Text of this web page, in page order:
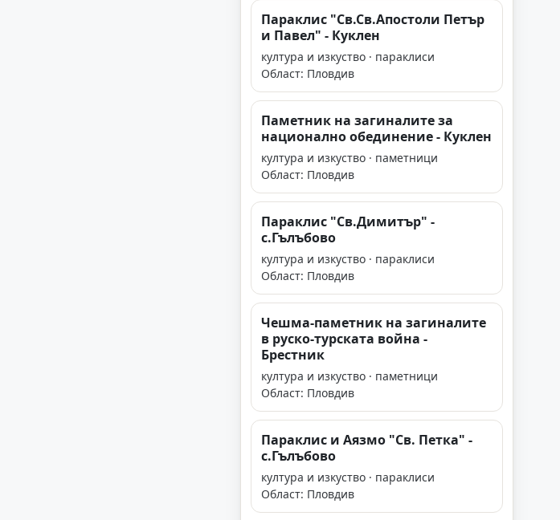
Параклис "Св.Св.Апостоли Петър
и Павел" - Куклен
култура и изкуство · параклиси
Област: Пловдив
Паметник на загиналите за
национално обединение - Куклен
култура и изкуство · паметници
Област: Пловдив
Параклис "Св.Димитър" -
с.Гълъбово
култура и изкуство · параклиси
Област: Пловдив
Чешма-паметник на загиналите
в руско-турската война -
Брестник
култура и изкуство · паметници
Област: Пловдив
Параклис и Аязмо "Св. Петка" -
с.Гълъбово
култура и изкуство · параклиси
Област: Пловдив